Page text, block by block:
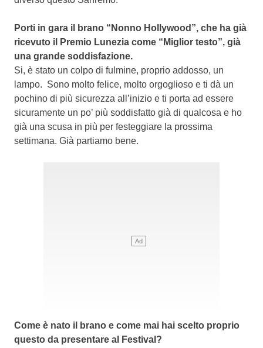
Porti in gara il brano “Nonno Hollywood”, che ha già
ricevuto il Premio Lunezia come “Miglior testo”, già
una grande soddisfazione.
Si, è stato un colpo di fulmine, proprio addosso, un
lampo. Sono molto felice, molto orgoglioso e ti dà un
pochino di più sicurezza all’inizio e ti porta ad essere
sicuramente un po’ più soddisfatto già di qualcosa e ho
già una scusa in più per festeggiare la prossima
settimana. Già partiamo bene.
Come è nato il brano e come mai hai scelto proprio
questo da presentare al Festival?